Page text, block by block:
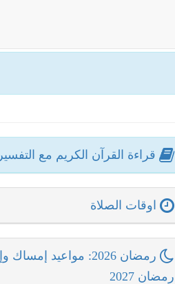
قراءة القرآن الكريم مع التفسير
اوقات الصلاة
رمضان 2026: مواعيد إمساك وإفطار
رمضان 2027